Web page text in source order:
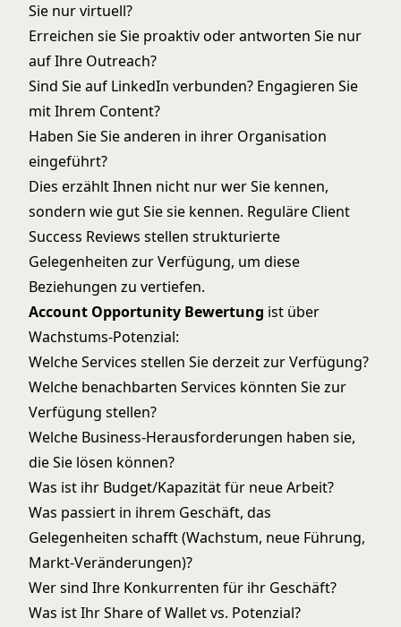
Sie nur virtuell?
Erreichen sie Sie proaktiv oder antworten Sie nur
auf Ihre Outreach?
Sind Sie auf LinkedIn verbunden? Engagieren Sie
mit Ihrem Content?
Haben Sie Sie anderen in ihrer Organisation
eingeführt?
Dies erzählt Ihnen nicht nur wer Sie kennen,
sondern wie gut Sie sie kennen. Reguläre Client
Success Reviews stellen strukturierte
Gelegenheiten zur Verfügung, um diese
Beziehungen zu vertiefen.
Account Opportunity Bewertung ist über
Wachstums-Potenzial:
Welche Services stellen Sie derzeit zur Verfügung?
Welche benachbarten Services könnten Sie zur
Verfügung stellen?
Welche Business-Herausforderungen haben sie,
die Sie lösen können?
Was ist ihr Budget/Kapazität für neue Arbeit?
Was passiert in ihrem Geschäft, das
Gelegenheiten schafft (Wachstum, neue Führung,
Markt-Veränderungen)?
Wer sind Ihre Konkurrenten für ihr Geschäft?
Was ist Ihr Share of Wallet vs. Potenzial?